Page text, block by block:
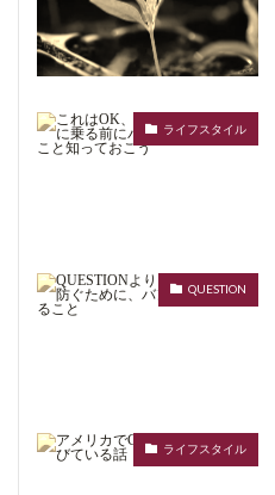
ライフスタイル
QUESTION
ライフスタイル